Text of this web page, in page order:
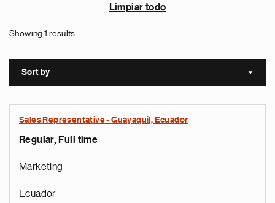
Limpiar todo
Showing 1 results
Sort by Sort
Sales Representative - Guayaquil, Ecuador
Regular, Full time
Marketing
Ecuador